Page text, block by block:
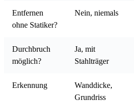
Entfernen
ohne Statiker?
Nein, niemals
Durchbruch
möglich?
Ja, mit
Stahlträger
Erkennung
Wanddicke,
Grundriss